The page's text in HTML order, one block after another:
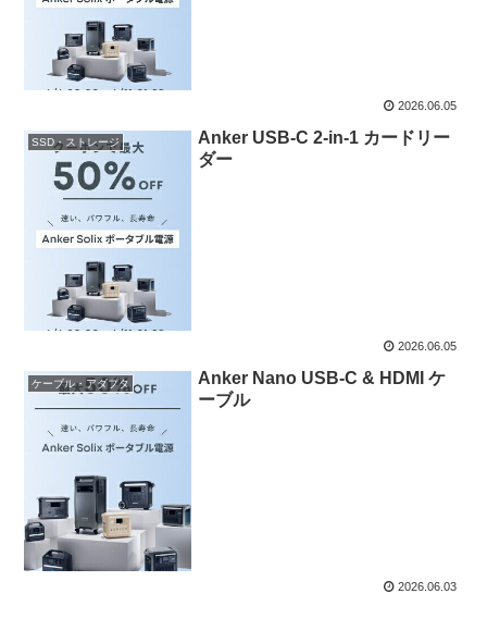
2026.06.05
SSD・ストレージ
Anker USB-C 2-in-1 カードリー
ダー
2026.06.05
ケーブル・アダプタ
Anker Nano USB-C & HDMI ケ
ーブル
2026.06.03